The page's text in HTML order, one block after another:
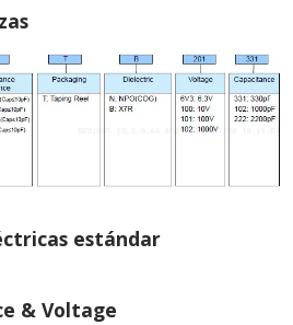
estándar
& Voltage